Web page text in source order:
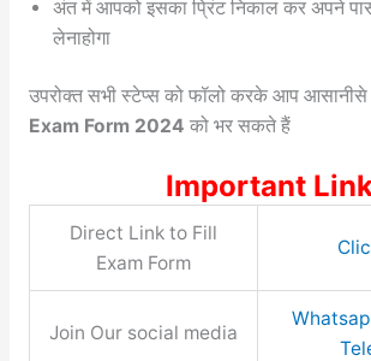
अंत में आपको इसका प्रिंट निकाल कर अपने
लेनाहोगा
उपरोक्त सभी स्टेप्स को फॉलो करके आप आसानीसे
Exam Form 2024 को भर सकते हैं
Important
Direct Link to Fill
Exam Form
Join Our social media